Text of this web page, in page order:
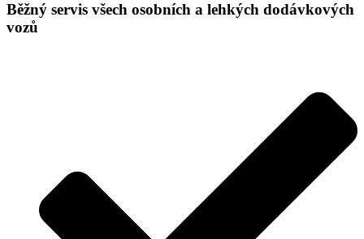
Běžný servis všech osobních a lehkých dodávkových
vozů